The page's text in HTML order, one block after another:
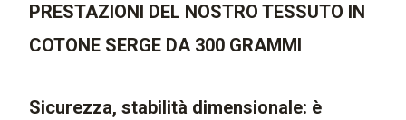
PRESTAZIONI DEL NOSTRO TESSUTO IN
COTONE SERGE DA 300 GRAMMI
Sicurezza, stabilità dimensionale: è